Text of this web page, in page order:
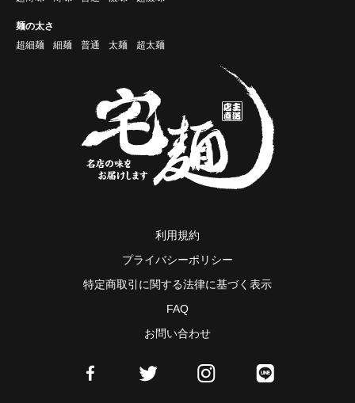
麺の太さ
超細麺
細麺 普通 太麺 超太麺
利用規約
プライバシーポリシー
特定商取引に関する法律に基づく表示
FAQ
お問い合わせ